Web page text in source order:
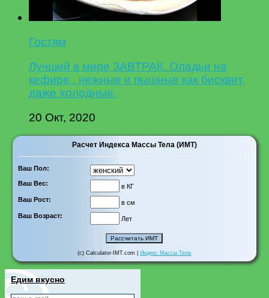
Гостям
Лучший в мире ЗАВТРАК. Оладьи на
кефире , нежные и пышные как бисквит,
даже холодные.
20 Окт, 2020
Расчет Индекса Массы Тела (ИМТ)
Ваш Пол:
Ваш Вес:
в КГ
Ваш Рост:
в см
Ваш Возраст:
Лет
(c) Calculator-IMT.com | Индекс Массы Тела
Едим вкусно